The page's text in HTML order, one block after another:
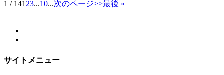
1 / 141 23...10...次のページ>>最後 »
サイトメニュー